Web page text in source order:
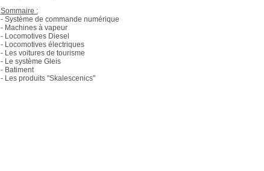
Sommaire :
- Système de commande numérique
- Machines à vapeur
- Locomotives Diesel
- Locomotives électriques
- Les voitures de tourisme
- Le système Gleis
- Batiment
- Les produits "Skalescenics"